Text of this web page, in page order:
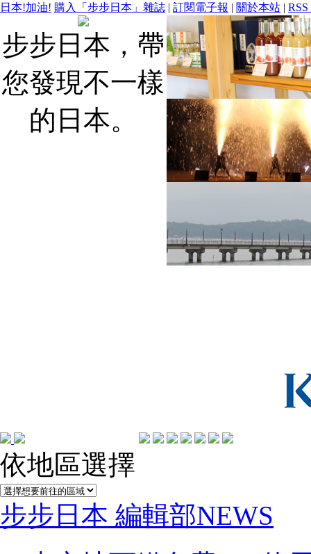
日本!加油! 購入「步步日本」雜誌 | 訂閱電子報 | 關於本站 | RSS
步步日本，帶
您發現不一樣
的日本。
依地區選擇
步步日本 編輯部NEWS